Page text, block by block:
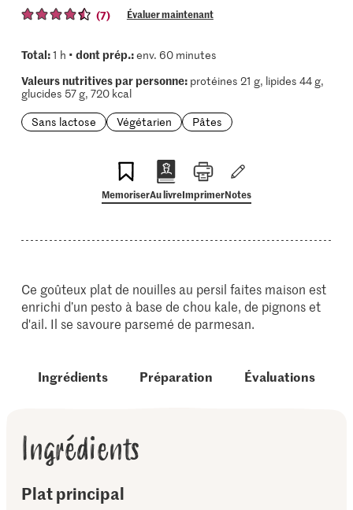
(7) Évaluer maintenant
Total:1 h • dont prép.:env. 60 minutes
Valeurs nutritives par personne:protéines 21 g, lipides 44 g,
glucides 57 g, 720 kcal
Sans lactose
Végétarien Pâtes
MemoriserAu livreImprimerNotes
Ce goûteux plat de nouilles au persil faites maison est
enrichi d’un pesto à base de chou kale, de pignons et
d'ail. Il se savoure parsemé de parmesan.
Ingrédients Préparation Évaluations
Ingrédients
Plat principal